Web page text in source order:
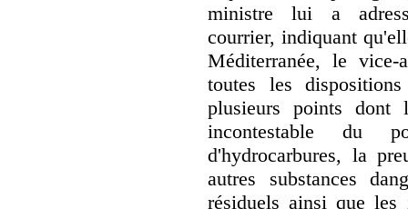
ministre lui a
courrier, indiquant
Méditerranée, le
toutes les
plusieurs points
incontestable du
d'hydrocarbures, la
autres substances
résiduels ainsi que les